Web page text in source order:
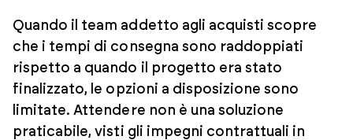
Quando il team addetto agli acquisti scopre
che i tempi di consegna sono raddoppiati
rispetto a quando il progetto era stato
finalizzato, le opzioni a disposizione sono
limitate. Attendere non è una soluzione
praticabile, visti gli impegni contrattuali in